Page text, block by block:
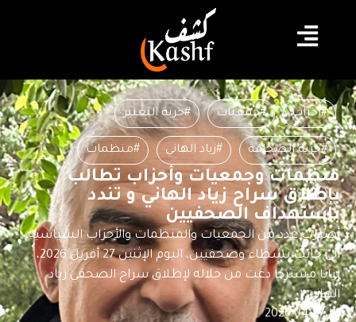
#أحزاب #جمعيات #حرية التعبير
#حرية الصحافة #زياد الهاني #منظمات
منظمات وجمعيات وأحزاب تطالب
بإطلاق سراح زياد الهاني و تندد
باستهداف الصحفيين
أصدرت عدد من الجمعيات والمنظمات والأحزاب السياسية
الى جانب نشطاء وصحفيين، اليوم الإثنين 27 أفريل 2026،
بيانا مشتركا دعت من خلاله لإطلاق سراح الصحفي زياد
الهاني.
2026.04.27